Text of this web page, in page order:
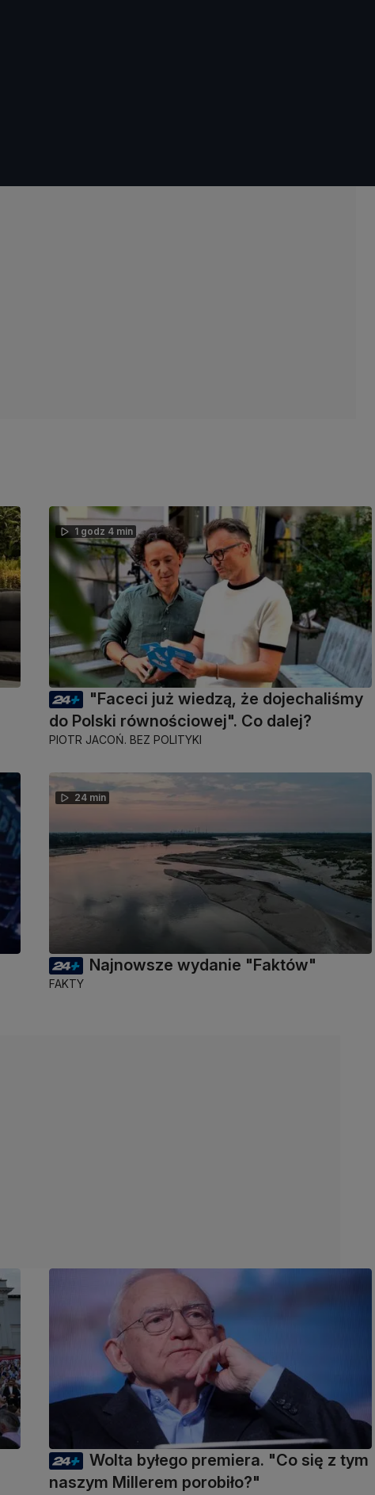
1 godz 4 min
"Faceci już wiedzą, że dojechaliśmy
do Polski równościowej". Co dalej?
PIOTR JACOŃ. BEZ POLITYKI
24 min
Najnowsze wydanie "Faktów"
FAKTY
Wolta byłego premiera. "Co się z tym
naszym Millerem porobiło?"